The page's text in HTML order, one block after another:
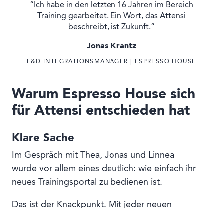
“Ich habe in den letzten 16 Jahren im Bereich
Training gearbeitet. Ein Wort, das Attensi
beschreibt, ist Zukunft.”
Jonas Krantz
L&D INTEGRATIONSMANAGER | ESPRESSO HOUSE
Warum Espresso House sich
für Attensi entschieden hat
Klare Sache
Im Gespräch mit Thea, Jonas und Linnea
wurde vor allem eines deutlich: wie einfach ihr
neues Trainingsportal zu bedienen ist.
Das ist der Knackpunkt. Mit jeder neuen